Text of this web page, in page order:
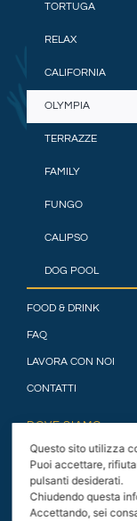
TORTUGA
RELAX
CALIFORNIA
OLYMPIA
TERRAZZE
FAMILY
FUNGO
CALIPSO
DOG POOL
FOOD & DRINK
FAQ
LAVORA CON NOI
CONTATTI
DOVE SIAMO
Questo sito utilizza
Puoi accettare,
pulsanti desiderati.
Chiudendo questa
Accettando, sei